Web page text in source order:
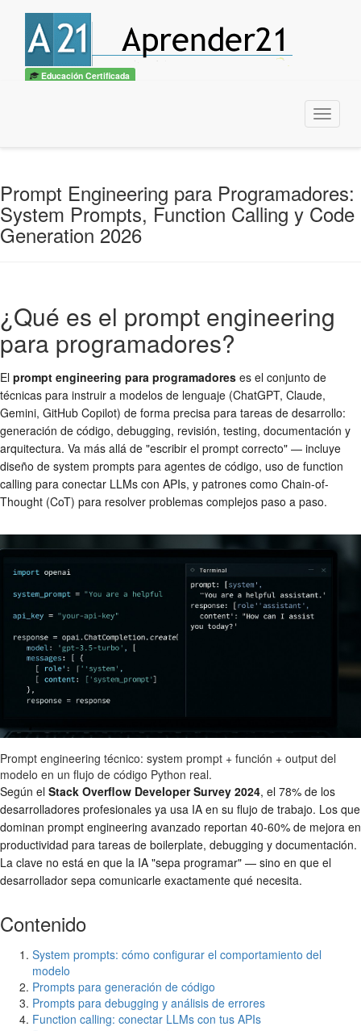
Quiero ser experto →
Educación Certificada
Menu
Prompt Engineering para Programadores:
System Prompts, Function Calling y Code
Generation 2026
¿Qué es el prompt engineering
para programadores?
El prompt engineering para programadores es el conjunto de
técnicas para instruir a modelos de lenguaje (ChatGPT, Claude,
Gemini, GitHub Copilot) de forma precisa para tareas de desarrollo:
generación de código, debugging, revisión, testing, documentación y
arquitectura. Va más allá de "escribir el prompt correcto" — incluye
diseño de system prompts para agentes de código, uso de function
calling para conectar LLMs con APIs, y patrones como Chain-of-
Thought (CoT) para resolver problemas complejos paso a paso.
Prompt engineering técnico: system prompt + función + output del
modelo en un flujo de código Python real.
Según el Stack Overflow Developer Survey 2024, el 78% de los
desarrolladores profesionales ya usa IA en su flujo de trabajo. Los que
dominan prompt engineering avanzado reportan 40-60% de mejora en
productividad para tareas de boilerplate, debugging y documentación.
La clave no está en que la IA "sepa programar" — sino en que el
desarrollador sepa comunicarle exactamente qué necesita.
Contenido
System prompts: cómo configurar el comportamiento del
modelo
Prompts para generación de código
Prompts para debugging y análisis de errores
Function calling: conectar LLMs con tus APIs